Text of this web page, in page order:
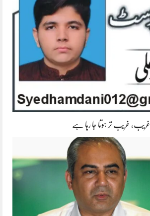
غریب، غریب تر ہوتا جا رہا ہے